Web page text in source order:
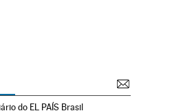
do EL PAÍS Brasil